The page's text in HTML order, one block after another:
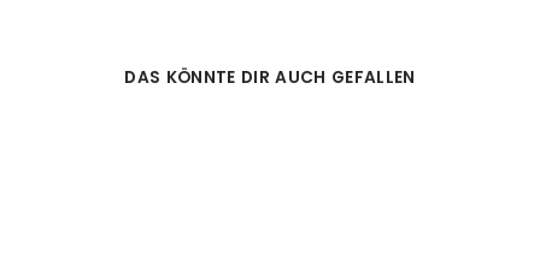
DAS KÖNNTE DIR AUCH GEFALLEN